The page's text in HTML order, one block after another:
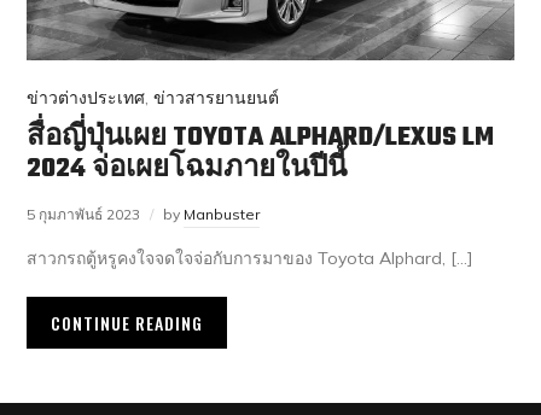
ข่าวต่างประเทศ,ข่าวสารยานยนต์
สื่อญี่ปุ่นเผย TOYOTA ALPHARD/LEXUS LM
2024 จ่อเผยโฉมภายในปีนี้
5 กุมภาพันธ์ 2023 by Manbuster
สาวกรถตู้หรูคงใจจดใจจ่อกับการมาของ Toyota Alphard, […]
CONTINUE READING